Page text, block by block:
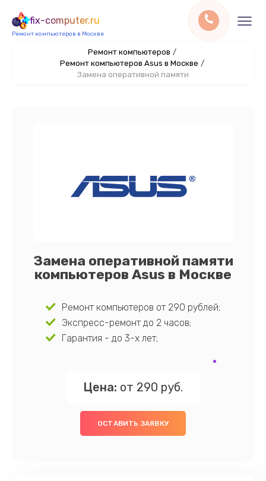
fix-computer.ru
Ремонт компьютеров в Москве
Ремонт компьютеров /
Ремонт компьютеров Asus в Москве /
Замена оперативной памяти
Замена оперативной памяти
компьютеров Asus в Москве
Ремонт компьютеров от 290 рублей;
Экспресс-ремонт до 2 часов;
Гарантия - до 3-х лет;
Цена: от 290 руб.
ОСТАВИТЬ ЗАЯВКУ